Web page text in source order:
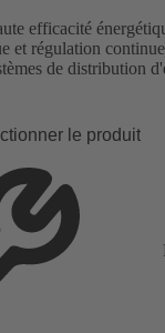
efficacité
et régulation
de distribution
le produit